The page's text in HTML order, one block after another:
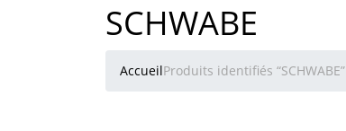
SCHWABE
AccueilProduits identifiés “SCHWABE”